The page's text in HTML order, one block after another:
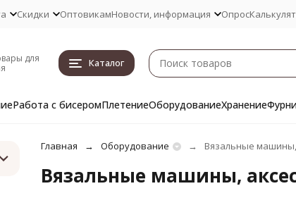
Скидки ОптовикамНовости, информация Опрос
для
Каталог
Работа с бисеромПлетениеОборудованиеХранение
Главная Оборудование Вязальные
Вязальные машины,